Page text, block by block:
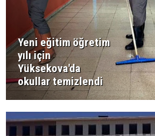
Yeni eğitim öğretim
yılı için
Yüksekova'da
okullar temizlendi